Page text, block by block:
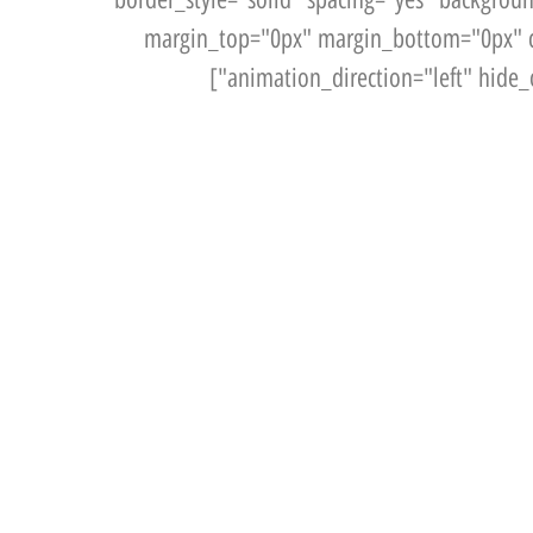
margin_top="0px"
animation_direction="left"